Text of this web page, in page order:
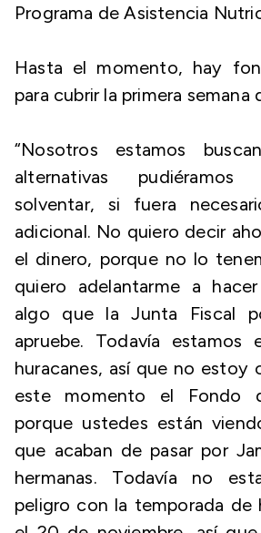
Programa de Asistencia
Hasta el momento, hay
para cubrir la primera semana
“Nosotros estamos
alternativas pudiéramos
solventar, si fuera
adicional. No quiero decir
el dinero, porque no lo
quiero adelantarme a
algo que la Junta Fiscal
apruebe. Todavía
huracanes, así que no estoy
este momento el Fondo
porque ustedes están
que acaban de pasar por
hermanas. Todavía no
peligro con la temporada de